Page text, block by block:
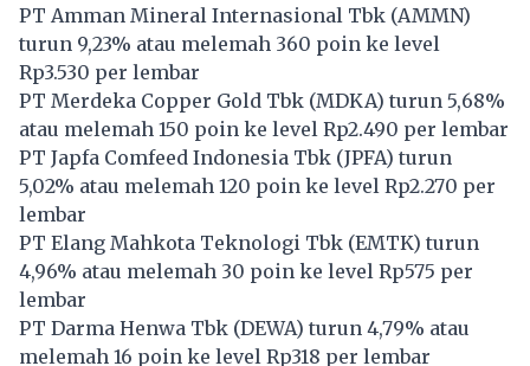
PT Amman Mineral Internasional Tbk (AMMN)
turun 9,23% atau melemah 360 poin ke level
Rp3.530 per lembar
PT Merdeka Copper Gold Tbk (MDKA) turun 5,68%
atau melemah 150 poin ke level Rp2.490 per lembar
PT Japfa Comfeed Indonesia Tbk (JPFA) turun
5,02% atau melemah 120 poin ke level Rp2.270 per
lembar
PT Elang Mahkota Teknologi Tbk (EMTK) turun
4,96% atau melemah 30 poin ke level Rp575 per
lembar
PT Darma Henwa Tbk (DEWA) turun 4,79% atau
melemah 16 poin ke level Rp318 per lembar